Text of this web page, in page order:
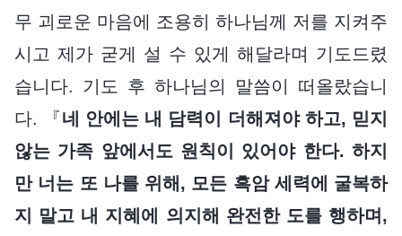
무 괴로운 마음에 조용히 하나님께 저를 지켜주
시고 제가 굳게 설 수 있게 해달라며 기도드렸
습니다. 기도 후 하나님의 말씀이 떠올랐습니
다. 『네 안에는 내 담력이 더해져야 하고, 믿지
않는 가족 앞에서도 원칙이 있어야 한다. 하지
만 너는 또 나를 위해, 모든 흑암 세력에 굴복하
지 말고 내 지혜에 의지해 완전한 도를 행하며,